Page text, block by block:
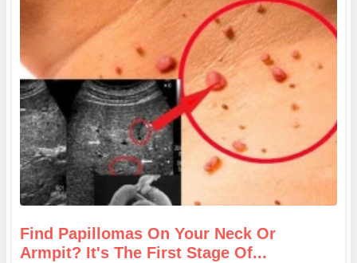
Find Papillomas On Your Neck Or
Armpit? It's The First Stage Of...